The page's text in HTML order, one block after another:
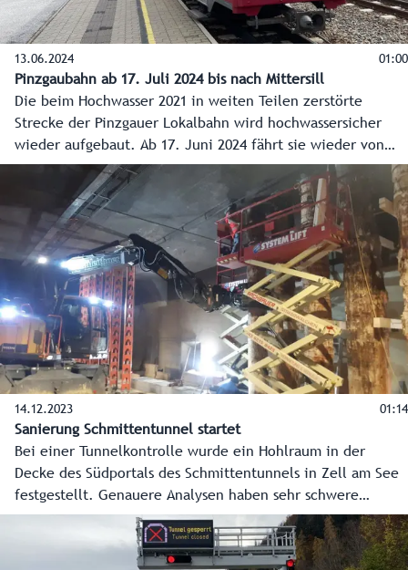
13.06.2024 01:00
Pinzgaubahn ab 17. Juli 2024 bis nach Mittersill
Die beim Hochwasser 2021 in weiten Teilen zerstörte
Strecke der Pinzgauer Lokalbahn wird hochwassersicher
wieder aufgebaut. Ab 17. Juni 2024 fährt sie wieder von
Zell am See bis nach Mittersill, mit längeren
Betriebszeiten. 2025 wird weiter bis Hollersbach gebaut,
danach bis nach Krimml.
14.12.2023 01:14
Sanierung Schmittentunnel startet
Bei einer Tunnelkontrolle wurde ein Hohlraum in der
Decke des Südportals des Schmittentunnels in Zell am See
festgestellt. Genauere Analysen haben sehr schwere
Schäden zu Tage gebracht, die auch die Statik des Portals
betreffen. Das Südportal muss jetzt zusätzlich abgestützt
werden, um die Sicherheit der Autofahrer bestmöglich zu